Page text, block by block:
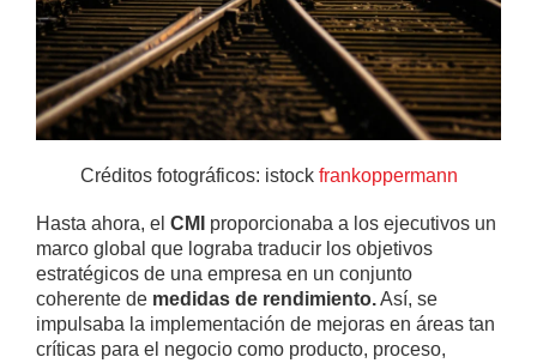
Créditos fotográficos: istock frankoppermann
Hasta ahora, el CMI
proporcionaba a los ejecutivos un
marco global que lograba traducir los objetivos
estratégicos de una empresa en un conjunto
coherente de medidas de rendimiento.Así, se
impulsaba la implementación de mejoras en áreas tan
críticas para el negocio como producto, proceso,